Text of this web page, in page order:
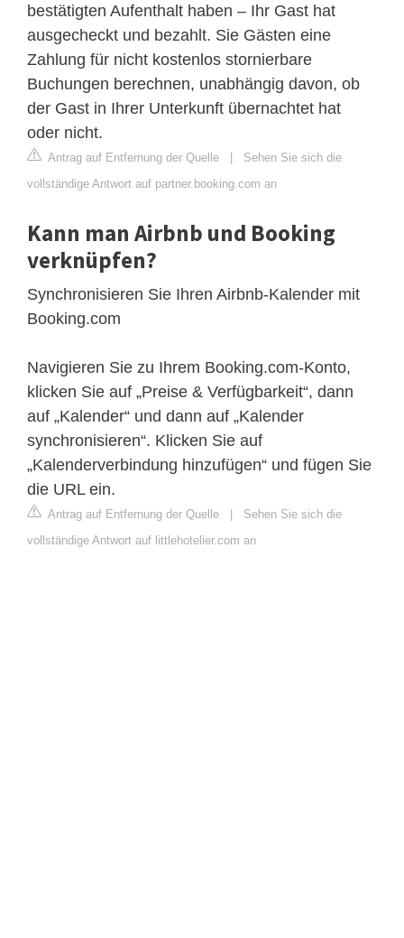
bestätigten Aufenthalt haben – Ihr Gast hat
ausgecheckt und bezahlt. Sie Gästen eine
Zahlung für nicht kostenlos stornierbare
Buchungen berechnen, unabhängig davon, ob
der Gast in Ihrer Unterkunft übernachtet hat
oder nicht.
Antrag auf Entfernung der Quelle | Sehen Sie sich die
vollständige Antwort auf partner.booking.com an
Kann man Airbnb und Booking
verknüpfen?
Synchronisieren Sie Ihren Airbnb-Kalender mit
Booking.com
Navigieren Sie zu Ihrem Booking.com-Konto,
klicken Sie auf „Preise & Verfügbarkeit“, dann
auf „Kalender“ und dann auf „Kalender
synchronisieren“. Klicken Sie auf
„Kalenderverbindung hinzufügen“ und fügen Sie
die URL ein.
Antrag auf Entfernung der Quelle | Sehen Sie sich die
vollständige Antwort auf littlehotelier.com an